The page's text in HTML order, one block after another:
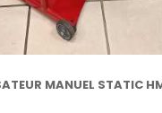
MANUEL STATIC